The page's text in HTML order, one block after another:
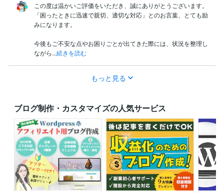
この度は温かいご評価をいただき、誠にありがとうございます。
「困ったときに迅速で親切、適切な対応」とのお言葉、とても励
みになります。
今後もご不安な点やお困りごとが出てきた際には、状況を整理し
ながら...続きを読む
もっと見る
ブログ制作・カスタマイズの人気サービス